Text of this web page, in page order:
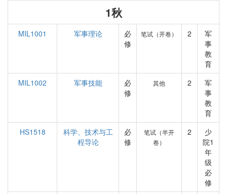
1秋
MIL1001 军事理论
必
修
笔试（开卷） 2
军
事
教
育
MIL1002
军事技能
必
修
其他 2
军
事
教
育
HS1518
科学、技术与工
程导论
必
修
笔试（半开
卷）
2
少
院1
年
级
必
修